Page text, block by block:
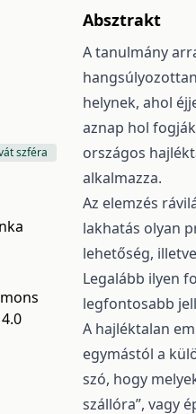
szféra
Absztrakt
A tanulmány
helynek, ahol
aznap hol
országos
alkalmazza.
Az elemzés
lakhatás olyan
lehetőség,
Legalább ilyen
legfontosabb
A hajléktalan
egymástól a
szó, hogy
szállóra”, vagy